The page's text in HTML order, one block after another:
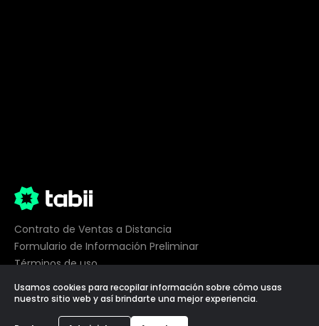
Contrato de Ventas a Distancia
Formulario de Información Preliminar
Términos de uso
Privacidad
Preferencias de cookies
Usamos cookies para recopilar información sobre cómo usas
nuestro sitio web y así brindarte una mejor experiencia.